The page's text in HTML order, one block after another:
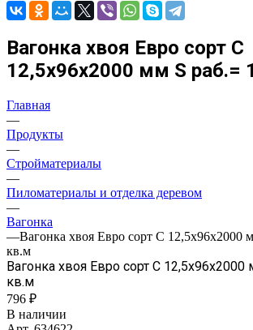
Вагонка хвоя Евро сорт С
12,5х96х2000 мм S раб.=
Главная
—
Продукты
—
Стройматериалы
—
Пиломатериалы и отделка деревом
—
Вагонка
—Вагонка хвоя Евро сорт С 12,5х96х2000
кв.м
Вагонка хвоя Евро сорт С 12,5х96х2000
кв.м
796 ₽
В наличии